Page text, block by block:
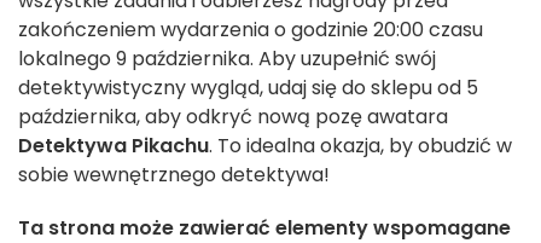
zakończeniem wydarzenia o godzinie 20:00 czasu
lokalnego 9 października. Aby uzupełnić swój
detektywistyczny wygląd, udaj się do sklepu od 5
października, aby odkryć nową pozę awatara
Detektywa Pikachu. To idealna okazja, by obudzić w
sobie wewnętrznego detektywa!
Ta strona może zawierać elementy wspomagane